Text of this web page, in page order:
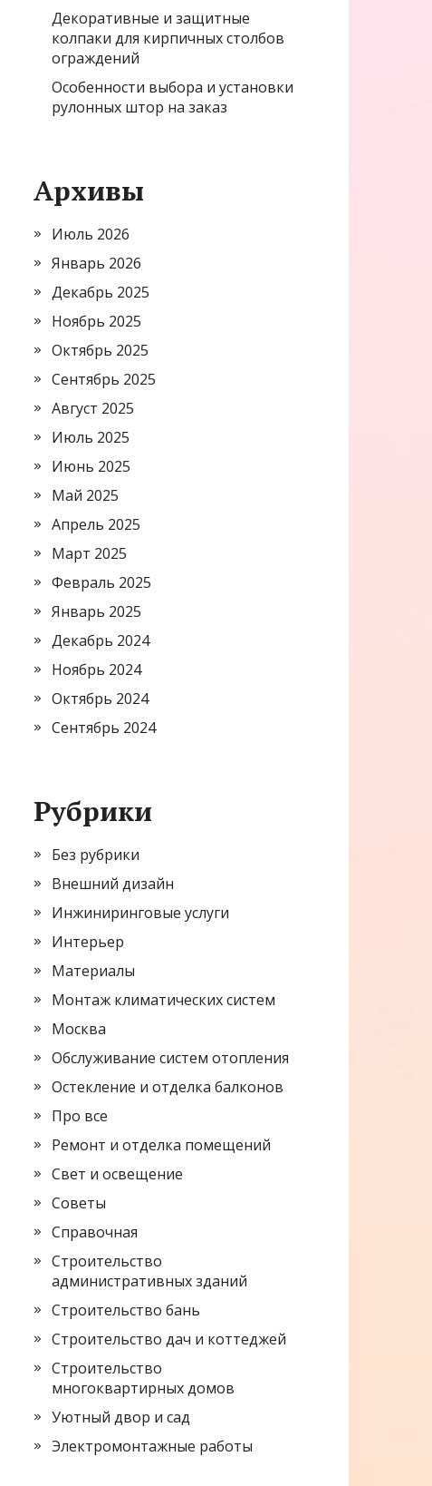
Декоративные и защитные
колпаки для кирпичных столбов
ограждений
Особенности выбора и установки
рулонных штор на заказ
Архивы
Июль 2026
Январь 2026
Декабрь 2025
Ноябрь 2025
Октябрь 2025
Сентябрь 2025
Август 2025
Июль 2025
Июнь 2025
Май 2025
Апрель 2025
Март 2025
Февраль 2025
Январь 2025
Декабрь 2024
Ноябрь 2024
Октябрь 2024
Сентябрь 2024
Рубрики
Без рубрики
Внешний дизайн
Инжиниринговые услуги
Интерьер
Материалы
Монтаж климатических систем
Москва
Обслуживание систем отопления
Остекление и отделка балконов
Про все
Ремонт и отделка помещений
Свет и освещение
Советы
Справочная
Строительство
административных зданий
Строительство бань
Строительство дач и коттеджей
Строительство
многоквартирных домов
Уютный двор и сад
Электромонтажные работы